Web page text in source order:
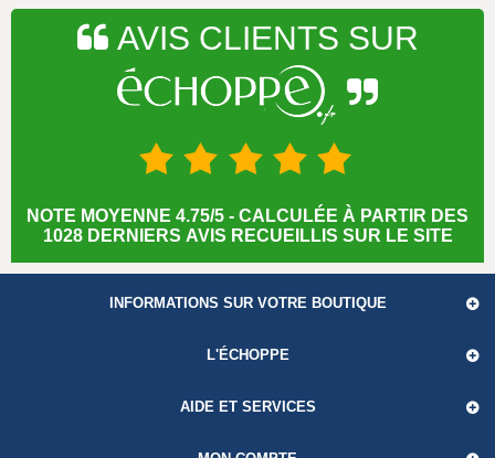
NOTE MOYENNE 4.75/5 - CALCULÉE À PARTIR DES
1028 DERNIERS AVIS RECUEILLIS SUR LE SITE
INFORMATIONS SUR VOTRE BOUTIQUE
L'ÉCHOPPE
AIDE ET SERVICES